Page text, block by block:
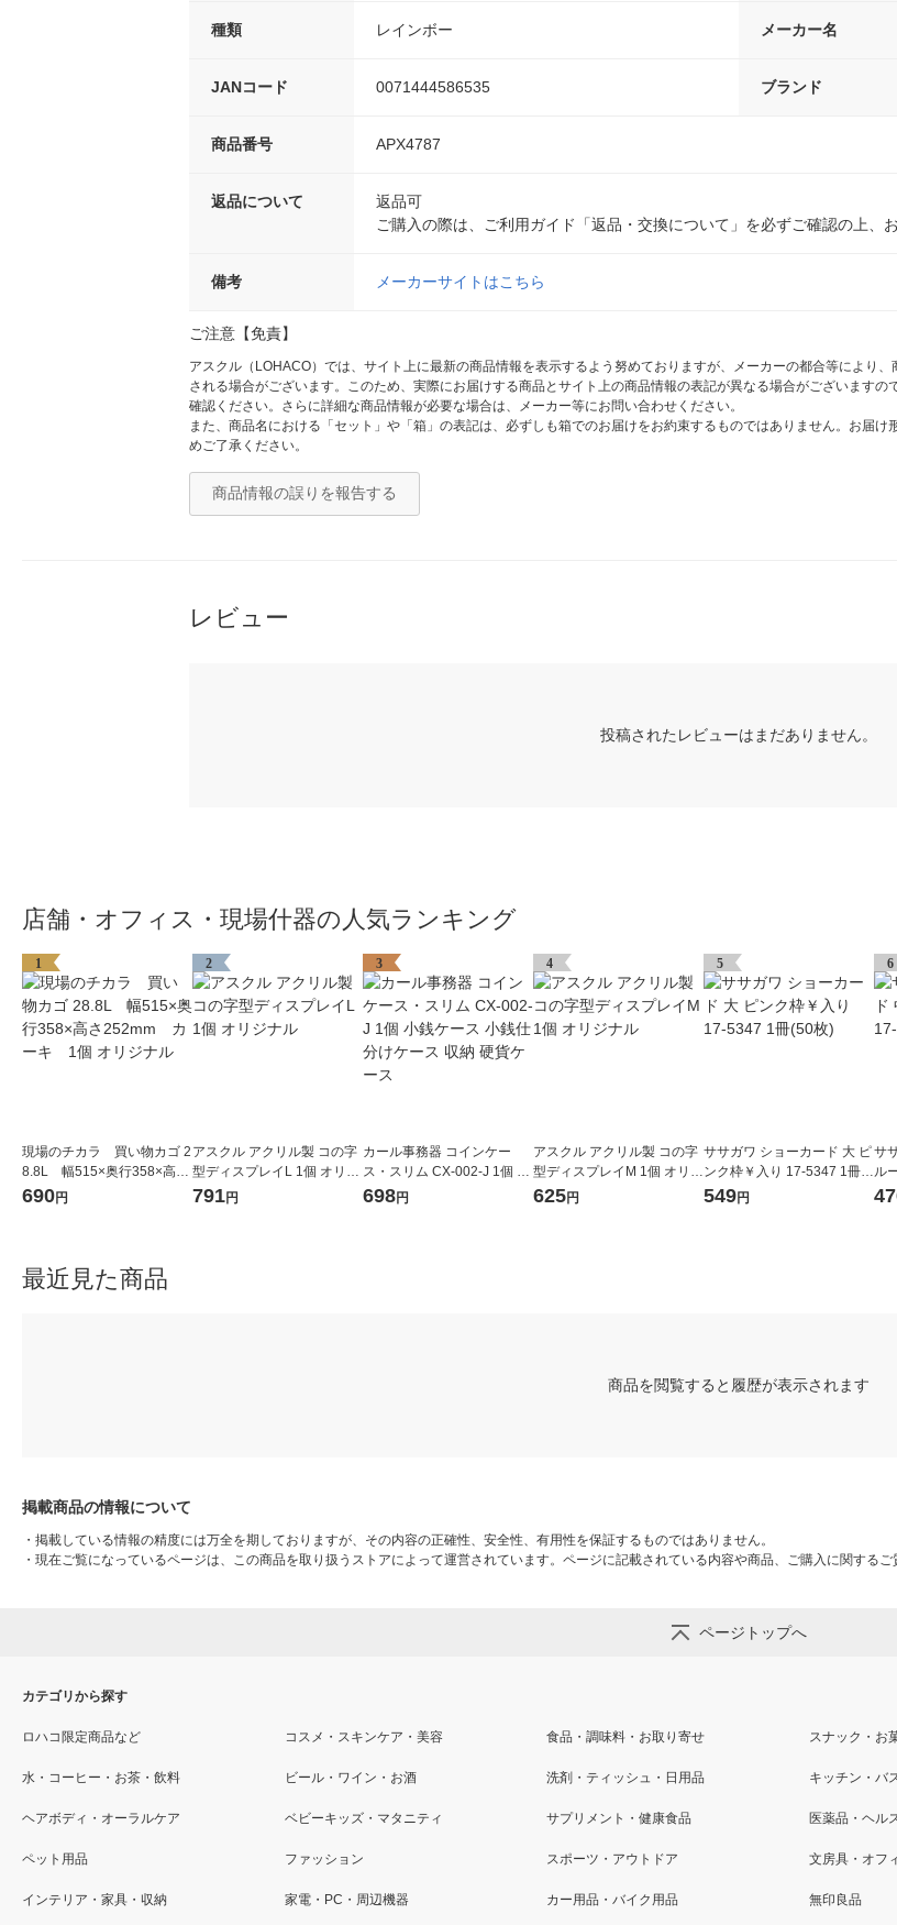
種類 レインボー メーカー名
JANコード 0071444586535 ブランド
商品番号 APX4787
返品について
返品可
ご購入の際は、ご利用ガイド「返品・交換について」を必ずご確認の上、
備考 メーカーサイトはこちら
ご注意【免責】
アスクル（LOHACO）では、サイト上に最新の商品情報を表示するよう努めておりますが、メーカーの都合等により
される場合がございます。このため、実際にお届けする商品とサイト上の商品情報の表記が異なる場合がございます
確認ください。さらに詳細な商品情報が必要な場合は、メーカー等にお問い合わせください。
また、商品名における「セット」や「箱」の表記は、必ずしも箱でのお届けをお約束するものではありません。お届
めご了承ください。
商品情報の誤りを報告する
レビュー
投稿されたレビューはまだありません。
店舗・オフィス・現場什器の人気ランキング
1
現場のチカラ 買い物カゴ 2
8.8L 幅515×奥行358×高さ
252mm カーキ 1個 オリ
690円
2
アスクル アクリル製 コの字
型ディスプレイL 1個 オリジ
ナル
791円
3
カール事務器 コインケー
ス・スリム CX-002-J 1個 小
銭ケース 小銭仕分けケース
698円
4
アスクル アクリル製 コの字
型ディスプレイM 1個 オリジ
ナル
625円
5
ササガワ ショーカード 大 ピ
ンク枠￥入り 17-5347 1冊(5
0枚)
549円
6
サ
ル
0
最近見た商品
商品を閲覧すると履歴が表示されます
掲載商品の情報について
・ 掲載している情報の精度には万全を期しておりますが、その内容の正確性、安全性、有用性を保証するものではありません。
・ 現在ご覧になっているページは、この商品を取り扱うストアによって運営されています。ページに記載されている内容や商品、ご購入に関するご
ページトップへ
カテゴリから探す
ロハコ限定商品など コスメ・スキンケア・美容 食品・調味料・お取り寄せ スナック・お
水・コーヒー・お茶・飲料 ビール・ワイン・お酒 洗剤・ティッシュ・日用品 キッチン・バ
ヘアボディ・オーラルケア ベビーキッズ・マタニティ サプリメント・健康食品 医薬品・ヘル
ペット用品 ファッション スポーツ・アウトドア 文房具・オフ
インテリア・家具・収納 家電・PC・周辺機器 カー用品・バイク用品 無印良品